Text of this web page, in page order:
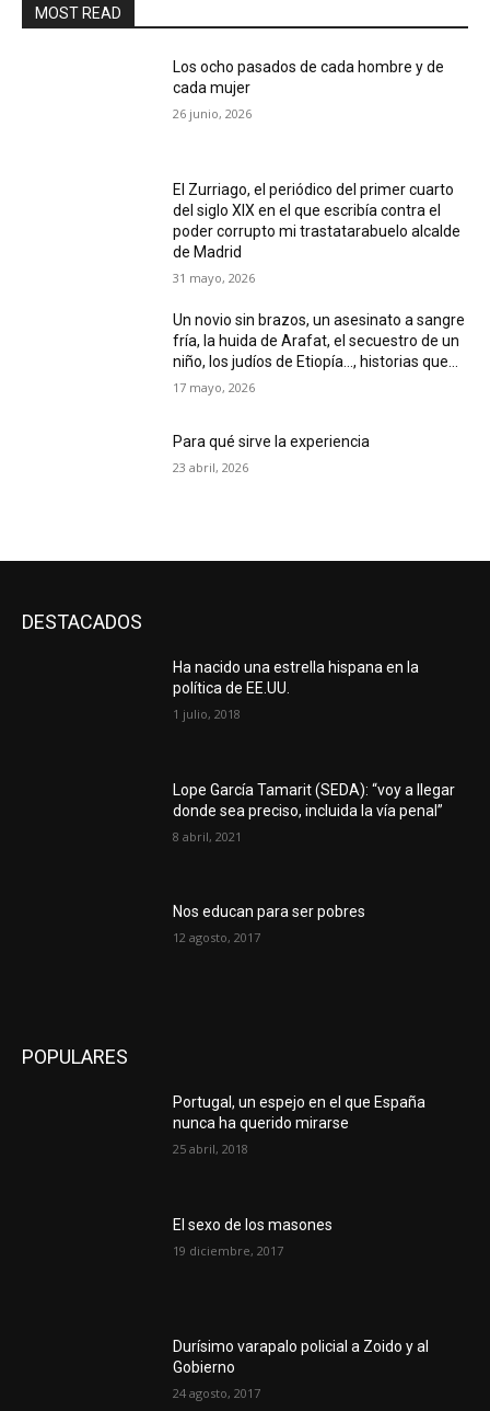
MOST READ
Los ocho pasados de cada hombre y de
cada mujer
26 junio, 2026
El Zurriago, el periódico del primer cuarto
del siglo XIX en el que escribía contra el
poder corrupto mi trastatarabuelo alcalde
de Madrid
31 mayo, 2026
Un novio sin brazos, un asesinato a sangre
fría, la huida de Arafat, el secuestro de un
niño, los judíos de Etiopía…, historias que...
17 mayo, 2026
Para qué sirve la experiencia
23 abril, 2026
DESTACADOS
Ha nacido una estrella hispana en la
política de EE.UU.
1 julio, 2018
Lope García Tamarit (SEDA): “voy a llegar
donde sea preciso, incluida la vía penal”
8 abril, 2021
Nos educan para ser pobres
12 agosto, 2017
POPULARES
Portugal, un espejo en el que España
nunca ha querido mirarse
25 abril, 2018
El sexo de los masones
19 diciembre, 2017
Durísimo varapalo policial a Zoido y al
Gobierno
24 agosto, 2017